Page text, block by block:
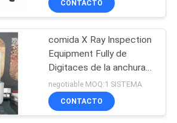
de
de varios
22
CONTACTO
comida X Ray Inspection
Equipment Fully de
Digitaces de la anchura
de 150W 240m m
automático
negotiable MOQ:1 SISTEMA
CONTACTO